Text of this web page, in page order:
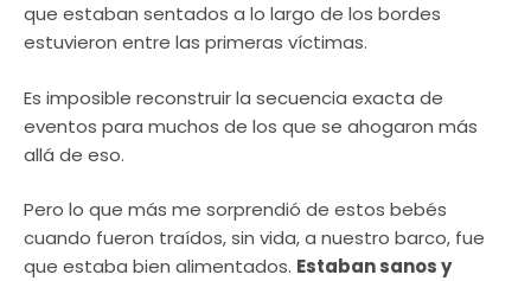
que estaban sentados a lo largo de los bordes
estuvieron entre las primeras víctimas.
Es imposible reconstruir la secuencia exacta de
eventos para muchos de los que se ahogaron más
allá de eso.
Pero lo que más me sorprendió de estos bebés
cuando fueron traídos, sin vida, a nuestro barco, fue
que estaba bien alimentados. Estaban sanos y